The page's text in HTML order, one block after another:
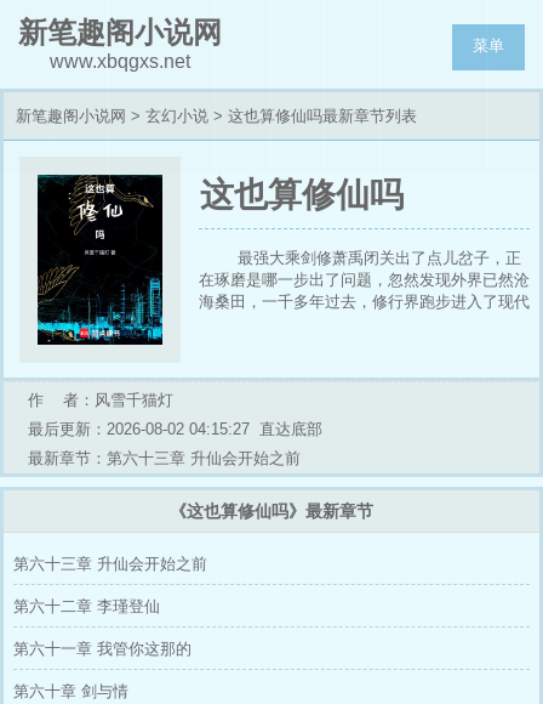
新笔趣阁小说网
www.xbqgxs.net
菜单
新笔趣阁小说网 > 玄幻小说 > 这也算修仙吗最新章节列表
这也算修仙吗
最强大乘剑修萧禹闭关出了点儿岔子，正
在琢磨是哪一步出了问题，忽然发现外界已然沧
海桑田，一千多年过去，修行界跑步进入了现代
修行之法让萧禹只觉得岂有此理。面对这个光怪
陆离的新世界，曾经叱咤风云的大乘期老祖茫然
地想：“这也算修仙吗？”
作 者：风雪千猫灯
最后更新：2026-08-02 04:15:27 直达底部
最新章节：第六十三章 升仙会开始之前
《这也算修仙吗》最新章节
第六十三章 升仙会开始之前
第六十二章 李瑾登仙
第六十一章 我管你这那的
第六十章 剑与情